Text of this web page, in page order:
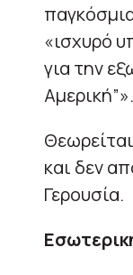
«ισχυρό
για την
Αμερική”».
και δεν
Γερουσία.